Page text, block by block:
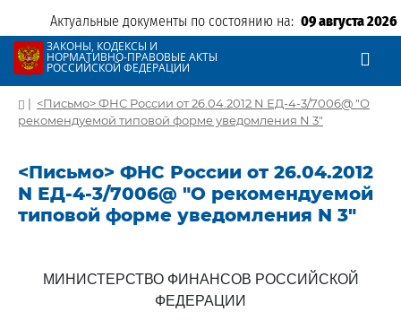
Актуальные документы по состоянию на: 09 августа 2026
ЗАКОНЫ, КОДЕКСЫ И
НОРМАТИВНО-ПРАВОВЫЕ АКТЫ
РОССИЙСКОЙ ФЕДЕРАЦИИ
| <Письмо> ФНС России от 26.04.2012 N ЕД-4-3/7006@ "О
рекомендуемой типовой форме уведомления N 3"
<Письмо> ФНС России от 26.04.2012
N ЕД-4-3/7006@ "О рекомендуемой
типовой форме уведомления N 3"
МИНИСТЕРСТВО ФИНАНСОВ РОССИЙСКОЙ
ФЕДЕРАЦИИ